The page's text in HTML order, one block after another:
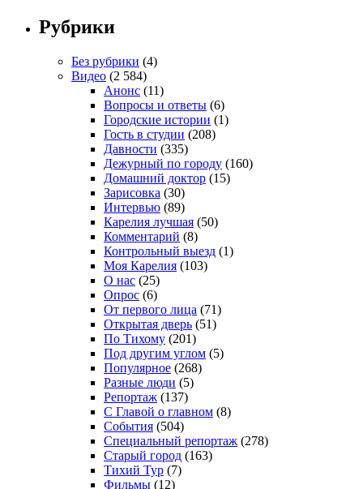
Рубрики
Без рубрики (4)
Видео (2 584)
Анонс (11)
Вопросы и ответы (6)
Городские истории (1)
Гость в студии (208)
Давности (335)
Дежурный по городу (160)
Домашний доктор (15)
Зарисовка (30)
Интервью (89)
Карелия лучшая (50)
Комментарий (8)
Контрольный выезд (1)
Моя Карелия (103)
О нас (25)
Опрос (6)
От первого лица (71)
Открытая дверь (51)
По Тихому (201)
Под другим углом (5)
Популярное (268)
Разные люди (5)
Репортаж (137)
С Главой о главном (8)
События (504)
Специальный репортаж (278)
Старый город (163)
Тихий Тур (7)
Фильмы (12)